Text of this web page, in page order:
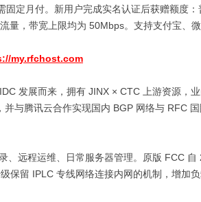
固定月付。新用户完成实名认证后获赠额度
量，带宽上限均为 50Mbps。支持支付宝、微
my.rfchost.com
发展而来，拥有 JINX × CTC 上游资源，
与腾讯云合作实现国内 BGP 网络与 RFC
、远程运维、日常服务器管理。原版 FCC
保留 IPLC 专线网络连接内网的机制，增加